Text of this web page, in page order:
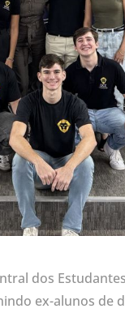
dos
ex-alunos de